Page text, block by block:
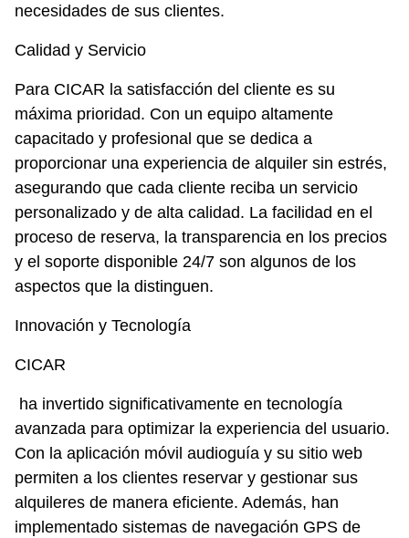
necesidades de sus clientes.
Calidad y Servicio
Para CICAR la satisfacción del cliente es su
máxima prioridad. Con un equipo altamente
capacitado y profesional que se dedica a
proporcionar una experiencia de alquiler sin estrés,
asegurando que cada cliente reciba un servicio
personalizado y de alta calidad. La facilidad en el
proceso de reserva, la transparencia en los precios
y el soporte disponible 24/7 son algunos de los
aspectos que la distinguen.
Innovación y Tecnología
CICAR
avanzada para optimizar la experiencia del usuario.
Con la aplicación móvil audioguía y su sitio web
permiten a los clientes reservar y gestionar sus
alquileres de manera eficiente. Además, han
implementado sistemas de navegación GPS de